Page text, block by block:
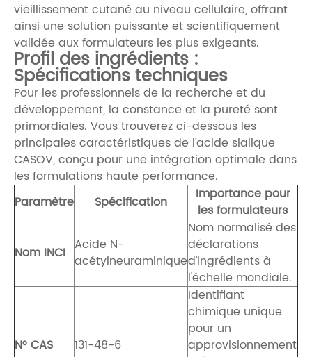
vieillissement cutané au niveau cellulaire, offrant
ainsi une solution puissante et scientifiquement
validée aux formulateurs les plus exigeants.
Profil des ingrédients :
Spécifications techniques
Pour les professionnels de la recherche et du
développement, la constance et la pureté sont
primordiales. Vous trouverez ci-dessous les
principales caractéristiques de l'acide sialique
CASOV, conçu pour une intégration optimale dans
les formulations haute performance.
Paramètre
Spécification
Importance pour
les formulateurs
Nom INCI Acide N-
acétylneuraminique
Nom normalisé des
déclarations
d'ingrédients à
l'échelle mondiale.
N° CAS 131-48-6
Identifiant
chimique unique
pour un
approvisionnement